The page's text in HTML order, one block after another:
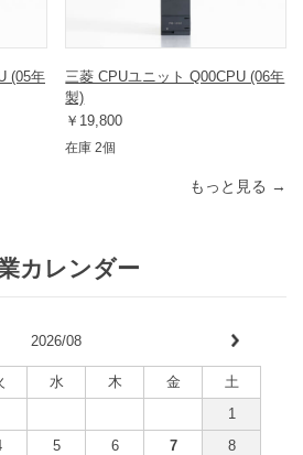
(05年
三菱 CPUユニット Q00CPU (06年
製)
￥19,800
在庫 2個
もっと見る →
カレンダー
2026/08
水 木 金
土
1
5 6 7
8